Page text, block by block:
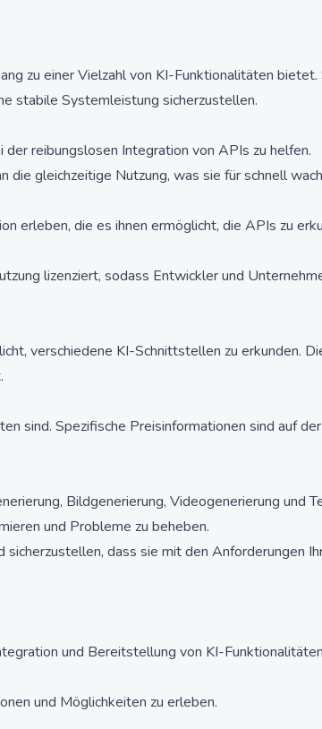
zu einer Vielzahl von KI-Funktionalitäten
stabile Systemleistung sicherzustellen.
reibungslosen Integration von APIs zu helfen.
gleichzeitige Nutzung, was sie für schnell
erleben, die es ihnen ermöglicht, die APIs zu
lizenziert, sodass Entwickler und
verschiedene KI-Schnittstellen zu erkunden.
sind. Spezifische Preisinformationen sind auf
Bildgenerierung, Videogenerierung und
und Probleme zu beheben.
dass sie mit den Anforderungen
und Bereitstellung von KI-
und Möglichkeiten zu erleben.